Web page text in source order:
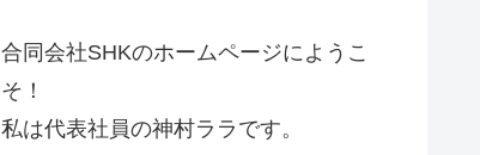
合同会社SHKのホームページにようこ
そ！
私は代表社員の神村ララです。